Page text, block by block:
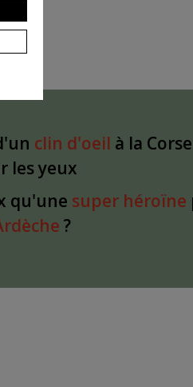
clin d'oeil à la
les yeux
qu'une super héroïne
?